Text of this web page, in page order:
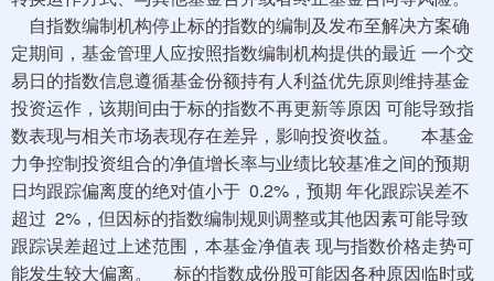
自指数编制机构停止标的指数的编制及发布至解决方案确
定期间，基金管理人应按照指数编制机构提供的最近 一个交
易日的指数信息遵循基金份额持有人利益优先原则维持基金
投资运作，该期间由于标的指数不再更新等原因 可能导致指
数表现与相关市场表现存在差异，影响投资收益。 本基金
力争控制投资组合的净值增长率与业绩比较基准之间的预期
日均跟踪偏离度的绝对值小于 0.2%，预期 年化跟踪误差不
超过 2%，但因标的指数编制规则调整或其他因素可能导致
跟踪误差超过上述范围，本基金净值表 现与指数价格走势可
能发生较大偏离。 标的指数成份股可能因各种原因临时或